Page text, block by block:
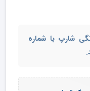
شارپ با شماره